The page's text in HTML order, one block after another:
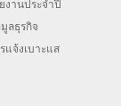
งานประจำปี
ลธุรกิจ
แจ้งเบาะแส
are proud of
under ISO